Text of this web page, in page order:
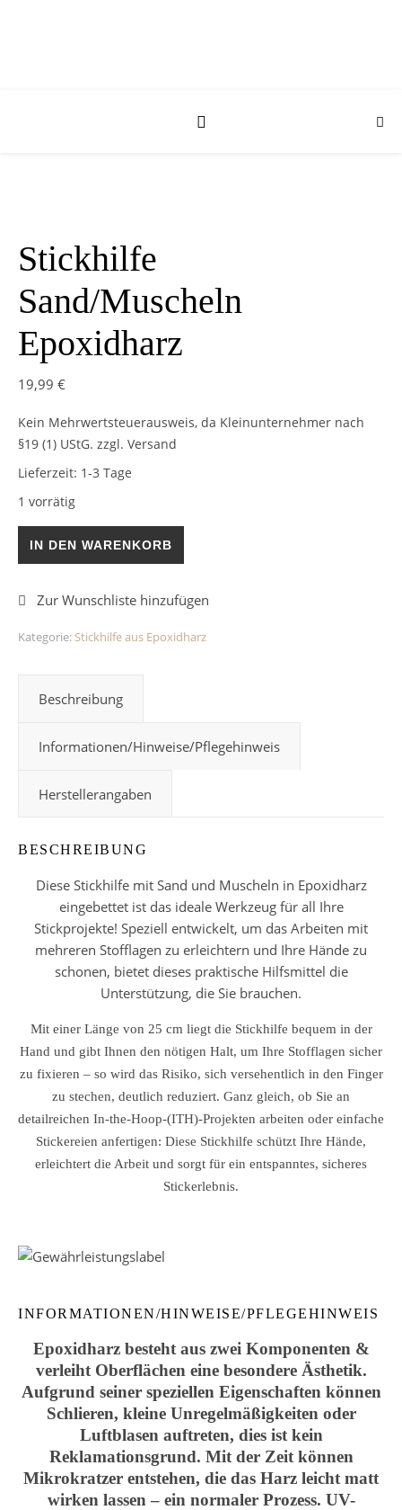
Stickhilfe
Sand/Muscheln
Epoxidharz
19,99 €
Kein Mehrwertsteuerausweis, da Kleinunternehmer nach
§19 (1) UStG. zzgl. Versand
Lieferzeit: 1-3 Tage
1 vorrätig
Stickhilfe Sand/Muscheln Epoxidharz Menge
IN DEN WARENKORB
Kategorie: Stickhilfe aus Epoxidharz
Beschreibung
Informationen/Hinweise/Pflegehinweis
Herstellerangaben
BESCHREIBUNG
Diese Stickhilfe mit Sand und Muscheln in Epoxidharz
eingebettet ist das ideale Werkzeug für all Ihre
Stickprojekte! Speziell entwickelt, um das Arbeiten mit
mehreren Stofflagen zu erleichtern und Ihre Hände zu
schonen, bietet dieses praktische Hilfsmittel die
Unterstützung, die Sie brauchen.
Mit einer Länge von 25 cm liegt die Stickhilfe bequem in der
Hand und gibt Ihnen den nötigen Halt, um Ihre Stofflagen sicher
zu fixieren – so wird das Risiko, sich versehentlich in den Finger
zu stechen, deutlich reduziert. Ganz gleich, ob Sie an
detailreichen In-the-Hoop-(ITH)-Projekten arbeiten oder einfache
Stickereien anfertigen: Diese Stickhilfe schützt Ihre Hände,
erleichtert die Arbeit und sorgt für ein entspanntes, sicheres
Stickerlebnis.
INFORMATIONEN/HINWEISE/PFLEGEHINWEIS
Epoxidharz besteht aus zwei Komponenten &
verleiht Oberflächen eine besondere Ästhetik.
Aufgrund seiner speziellen Eigenschaften können
Schlieren, kleine Unregelmäßigkeiten oder
Luftblasen auftreten, dies ist kein
Reklamationsgrund. Mit der Zeit können
Mikrokratzer entstehen, die das Harz leicht matt
wirken lassen – ein normaler Prozess. UV-